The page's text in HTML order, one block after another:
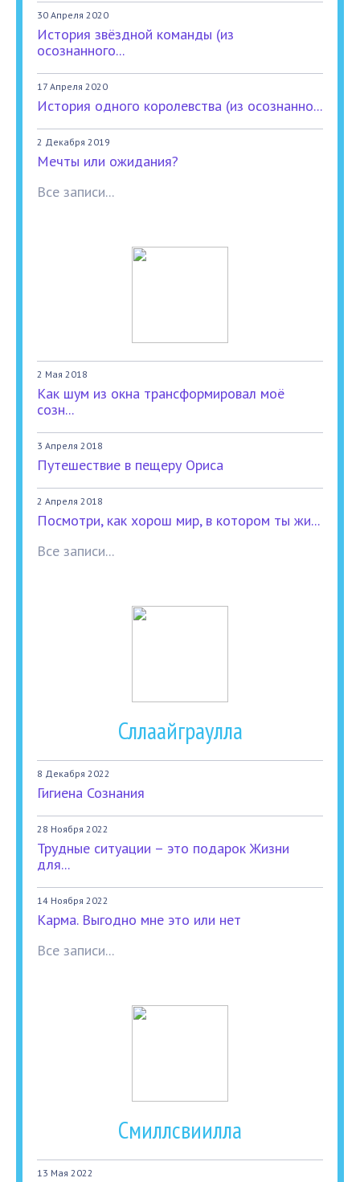
30 Апреля 2020
История звёздной команды (из
осознанного...
17 Апреля 2020
История одного королевства (из осознанно...
2 Декабря 2019
Мечты или ожидания?
Все записи...
2 Мая 2018
Как шум из окна трансформировал моё
созн...
3 Апреля 2018
Путешествие в пещеру Ориса
2 Апреля 2018
Посмотри, как хорош мир, в котором ты жи...
Все записи...
Сллаайграулла
8 Декабря 2022
Гигиена Сознания
28 Ноября 2022
Трудные ситуации – это подарок Жизни
для...
14 Ноября 2022
Карма. Выгодно мне это или нет
Все записи...
Смиллсвиилла
13 Мая 2022